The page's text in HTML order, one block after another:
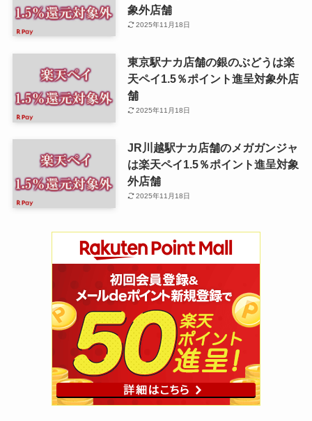
象外店舗
2025年11月18日
東京駅ナカ店舗の銀のぶどうは楽
天ペイ1.5％ポイント進呈対象外店
舗
2025年11月18日
JR川越駅ナカ店舗のメガガンジャ
は楽天ペイ1.5％ポイント進呈対象
外店舗
2025年11月18日